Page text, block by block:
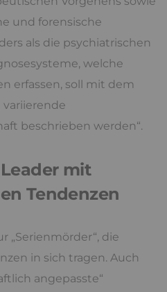
und forensische
als die psychiatrischen
welche
erfassen, soll mit dem
variierende
beschrieben werden“.
mit
Tendenzen
„Serienmörder“, die
in sich tragen. Auch
angepasste“